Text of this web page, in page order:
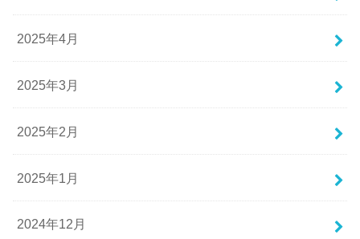
2025年4月
2025年3月
2025年2月
2025年1月
2024年12月